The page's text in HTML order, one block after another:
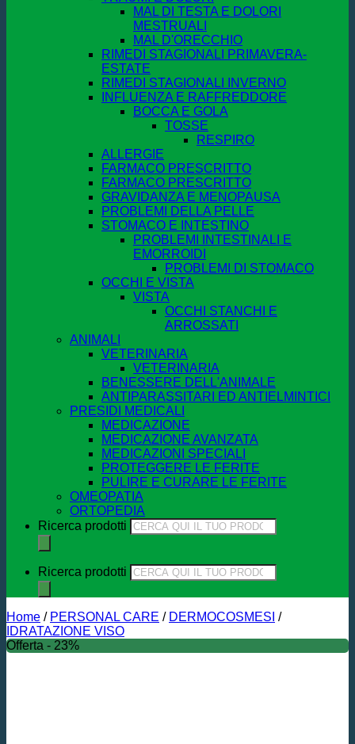
MAL DI TESTA E DOLORI
MESTRUALI
MAL D'ORECCHIO
RIMEDI STAGIONALI PRIMAVERA-
ESTATE
RIMEDI STAGIONALI INVERNO
INFLUENZA E RAFFREDDORE
BOCCA E GOLA
TOSSE
RESPIRO
ALLERGIE
FARMACO PRESCRITTO
FARMACO PRESCRITTO
GRAVIDANZA E MENOPAUSA
PROBLEMI DELLA PELLE
STOMACO E INTESTINO
PROBLEMI INTESTINALI E
EMORROIDI
PROBLEMI DI STOMACO
OCCHI E VISTA
VISTA
OCCHI STANCHI E
ARROSSATI
ANIMALI
VETERINARIA
VETERINARIA
BENESSERE DELL'ANIMALE
ANTIPARASSITARI ED ANTIELMINTICI
PRESIDI MEDICALI
MEDICAZIONE
MEDICAZIONE AVANZATA
MEDICAZIONI SPECIALI
PROTEGGERE LE FERITE
PULIRE E CURARE LE FERITE
OMEOPATIA
ORTOPEDIA
Ricerca prodotti
Ricerca prodotti
Home / PERSONAL CARE / DERMOCOSMESI /
IDRATAZIONE VISO
Offerta - 23%